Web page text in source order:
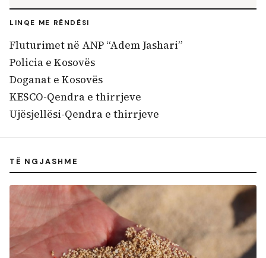
LINQE ME RËNDËSI
Fluturimet në ANP “Adem Jashari”
Policia e Kosovës
Doganat e Kosovës
KESCO-Qendra e thirrjeve
Ujësjellësi-Qendra e thirrjeve
TË NGJASHME